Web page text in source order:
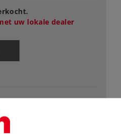
uw lokale dealer